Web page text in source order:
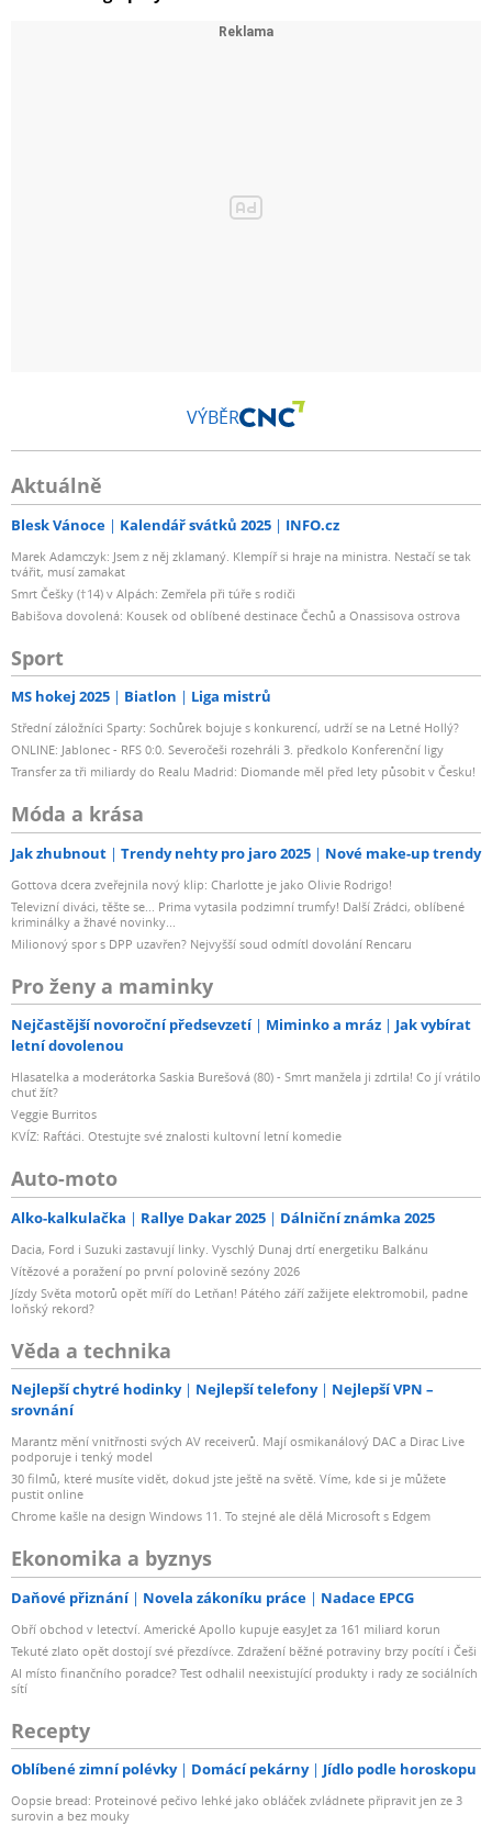
VÝBĚR
Aktuálně
Blesk Vánoce Kalendář svátků 2025 INFO.cz
Marek Adamczyk: Jsem z něj zklamaný. Klempíř si hraje na ministra. Nestačí se tak
tvářit, musí zamakat
Smrt Češky (†14) v Alpách: Zemřela při túře s rodiči
Babišova dovolená: Kousek od oblíbené destinace Čechů a Onassisova ostrova
Sport
MS hokej 2025 Biatlon Liga mistrů
Střední záložníci Sparty: Sochůrek bojuje s konkurencí, udrží se na Letné Hollý?
ONLINE: Jablonec - RFS 0:0. Severočeši rozehráli 3. předkolo Konferenční ligy
Transfer za tři miliardy do Realu Madrid: Diomande měl před lety působit v Česku!
Móda a krása
Jak zhubnout Trendy nehty pro jaro 2025 Nové make-up trendy
Gottova dcera zveřejnila nový klip: Charlotte je jako Olivie Rodrigo!
Televizní diváci, těšte se... Prima vytasila podzimní trumfy! Další Zrádci, oblíbené
kriminálky a žhavé novinky...
Milionový spor s DPP uzavřen? Nejvyšší soud odmítl dovolání Rencaru
Pro ženy a maminky
Nejčastější novoroční předsevzetí Miminko a mráz
Jak vybírat
letní dovolenou
Hlasatelka a moderátorka Saskia Burešová (80) - Smrt manžela ji zdrtila! Co jí vrátilo
chuť žít?
Veggie Burritos
KVÍZ: Rafťáci. Otestujte své znalosti kultovní letní komedie
Auto-moto
Alko-kalkulačka Rallye Dakar 2025 Dálniční známka 2025
Dacia, Ford i Suzuki zastavují linky. Vyschlý Dunaj drtí energetiku Balkánu
Vítězové a poražení po první polovině sezóny 2026
Jízdy Světa motorů opět míří do Letňan! Pátého září zažijete elektromobil, padne
loňský rekord?
Věda a technika
Nejlepší chytré hodinky Nejlepší telefony
Nejlepší VPN –
srovnání
Marantz mění vnitřnosti svých AV receiverů. Mají osmikanálový DAC a Dirac Live
podporuje i tenký model
30 filmů, které musíte vidět, dokud jste ještě na světě. Víme, kde si je můžete
pustit online
Chrome kašle na design Windows 11. To stejné ale dělá Microsoft s Edgem
Ekonomika a byznys
Daňové přiznání Novela zákoníku práce Nadace EPCG
Obří obchod v letectví. Americké Apollo kupuje easyJet za 161 miliard korun
Tekuté zlato opět dostojí své přezdívce. Zdražení běžné potraviny brzy pocítí i Češi
AI místo finančního poradce? Test odhalil neexistující produkty i rady ze sociálních
sítí
Recepty
Oblíbené zimní polévky Domácí pekárny Jídlo podle horoskopu
Oopsie bread: Proteinové pečivo lehké jako obláček zvládnete připravit jen ze 3
surovin a bez mouky